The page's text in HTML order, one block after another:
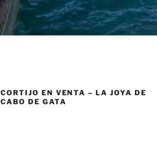
CORTIJO EN VENTA – LA JOYA DE
CABO DE GATA